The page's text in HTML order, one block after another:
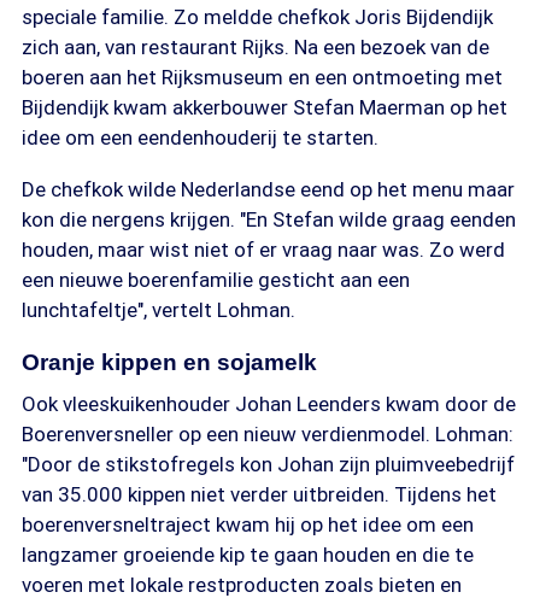
speciale familie. Zo meldde chefkok Joris Bijdendijk
zich aan, van restaurant Rijks. Na een bezoek van de
boeren aan het Rijksmuseum en een ontmoeting met
Bijdendijk kwam akkerbouwer Stefan Maerman op het
idee om een eendenhouderij te starten.
De chefkok wilde Nederlandse eend op het menu maar
kon die nergens krijgen. "En Stefan wilde graag eenden
houden, maar wist niet of er vraag naar was. Zo werd
een nieuwe boerenfamilie gesticht aan een
lunchtafeltje", vertelt Lohman.
Oranje kippen en sojamelk
Ook vleeskuikenhouder Johan Leenders kwam door de
Boerenversneller op een nieuw verdienmodel. Lohman:
"Door de stikstofregels kon Johan zijn pluimveebedrijf
van 35.000 kippen niet verder uitbreiden. Tijdens het
boerenversneltraject kwam hij op het idee om een
langzamer groeiende kip te gaan houden en die te
voeren met lokale restproducten zoals bieten en